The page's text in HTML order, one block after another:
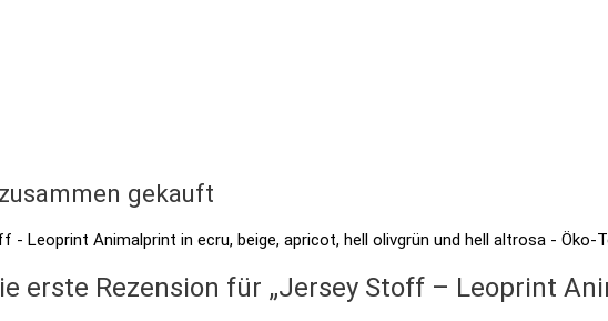
erste Rezension für „Jersey Stoff – Leoprint
gekauft